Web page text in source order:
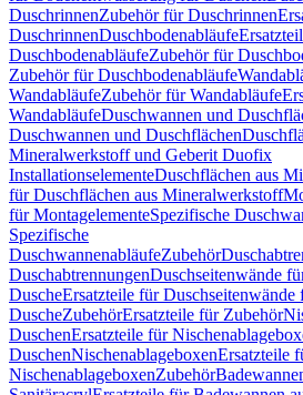
DuschrinnenZubehör für Duschrinnen
DuschrinnenDuschbodenabläufe
DuschbodenabläufeZubehör für
Zubehör für Duschbodenabläufe
WandabläufeZubehör für Wandabläufe
WandabläufeDuschwannen und
Duschwannen und Duschflächen
Mineralwerkstoff und Geberit Duofix
InstallationselementeDuschflächen aus
für Duschflächen aus Mineralwerkstoff
für MontagelementeSpezifische
Spezifische
DuschwannenabläufeZubehör
DuschabtrennungenDuschseitenwände
DuscheErsatzteile für
DuscheZubehörErsatzteile für Zubehör
DuschenErsatzteile für
DuschenNischenablageboxenErsatzteile
NischenablageboxenZubehör